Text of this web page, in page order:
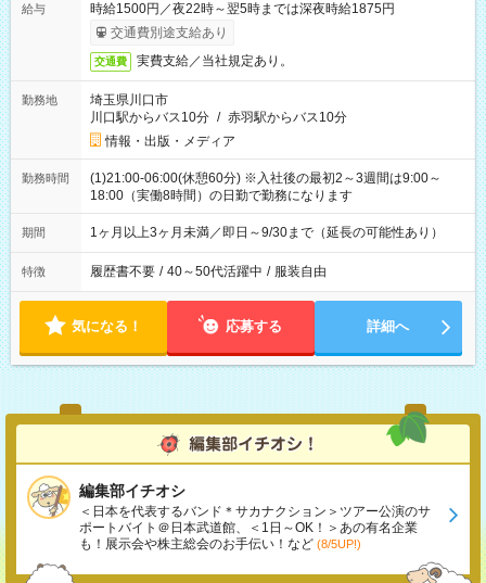
給与
時給1500円／夜22時～翌5時までは深夜時給1875円
交通費別途支給あり
交通費 実費支給／当社規定あり。
勤務地
埼玉県川口市
川口駅からバス10分 / 赤羽駅からバス10分
情報・出版・メディア
勤務時間
(1)21:00-06:00(休憩60分) ※入社後の最初2～3週間は9:00～
18:00（実働8時間）の日勤で勤務になります
期間 1ヶ月以上3ヶ月未満／即日～9/30まで（延長の可能性あり）
特徴 履歴書不要 / 40～50代活躍中 / 服装自由
気になる！ 応募する 詳細へ
編集部イチオシ
＜日本を代表するバンド＊サカナクション＞ツアー公演のサ
ポートバイト＠日本武道館、＜1日～OK！＞あの有名企業
も！展示会や株主総会のお手伝い！など (8/5UP!)